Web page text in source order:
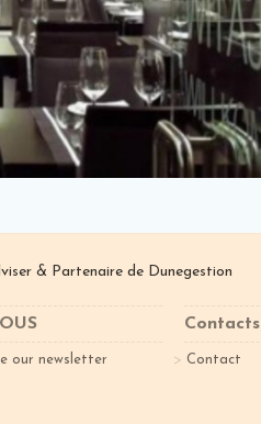
& Partenaire de Dunegestion
our newsletter
Contacts
Contact